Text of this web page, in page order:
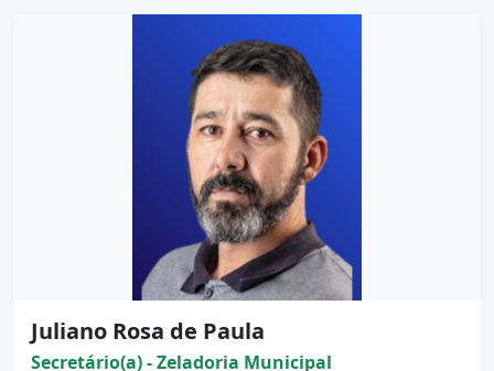
Juliano Rosa de Paula
Secretário(a) - Zeladoria Municipal